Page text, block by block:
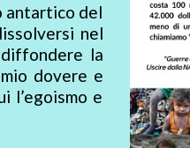
antartico del
nel
la
dovere e
l’egoismo e